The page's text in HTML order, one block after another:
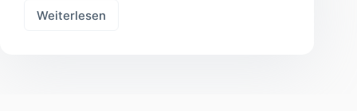
Weiterlesen
Barrieren